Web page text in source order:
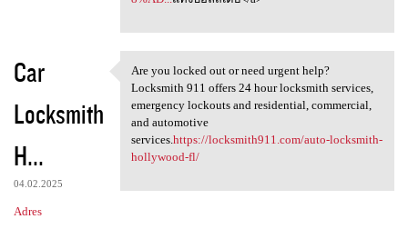
Car
Locksmith
H...
04.02.2025
Adres
Are you locked out or need
Are you locked out or need urgent help?
Locksmith 911 offers 24 hour locksmith services,
emergency lockouts and residential, commercial,
and automotive
services.https://locksmith911.com/auto-locksmith-
hollywood-fl/